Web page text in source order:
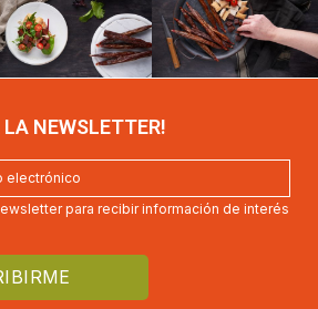
LA NEWSLETTER!
para recibir información de interés